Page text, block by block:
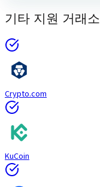
기타 지원 거래소
Crypto.com
KuCoin